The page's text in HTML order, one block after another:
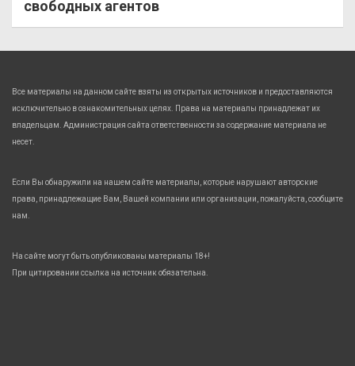
свободных агентов
Все материалы на данном сайте взяты из открытых источников и предоставляются
исключительно в ознакомительных целях. Права на материалы принадлежат их
владельцам. Администрация сайта ответственности за содержание материала не
несет.
Если Вы обнаружили на нашем сайте материалы, которые нарушают авторские
права, принадлежащие Вам, Вашей компании или организации, пожалуйста, сообщите
нам.
На сайте могут быть опубликованы материалы 18+!
При цитировании ссылка на источник обязательна.